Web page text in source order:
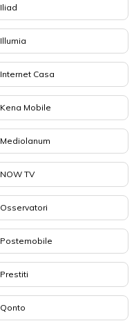
Iliad
Illumia
Internet Casa
Kena Mobile
Mediolanum
NOW TV
Osservatori
Postemobile
Prestiti
Qonto